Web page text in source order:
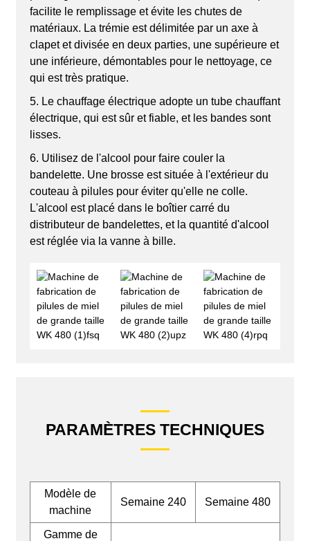
facilite le remplissage et évite les chutes de
matériaux. La trémie est délimitée par un axe à
clapet et divisée en deux parties, une supérieure et
une inférieure, démontables pour le nettoyage, ce
qui est très pratique.
5. Le chauffage électrique adopte un tube chauffant
électrique, qui est sûr et fiable, et les bandes sont
lisses.
6. Utilisez de l'alcool pour faire couler la
bandelette. Une brosse est située à l'extérieur du
couteau à pilules pour éviter qu'elle ne colle.
L'alcool est placé dans le boîtier carré du
distributeur de bandelettes, et la quantité d'alcool
est réglée via la vanne à bille.
PARAMÈTRES TECHNIQUES
Modèle de
machine
Semaine 240 Semaine 480
Gamme de